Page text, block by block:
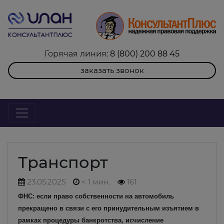
Горячая линия: 8 (800) 200 88 45
заказать звонок
Транспорт
23.05.2025 < 1 мин. 161
ФНС: если право собственности на автомобиль
прекращено в связи с его принудительным изъятием в
рамках процедуры банкротства, исчисление